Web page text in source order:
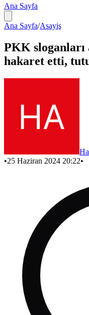
Ana Sayfa
Ana Sayfa/Asayiş
PKK sloganları
hakaret etti,
•25 Haziran 2024 20:22•